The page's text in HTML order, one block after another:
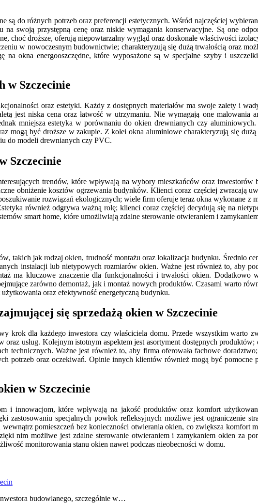
do różnych potrzeb oraz preferencji estetycznych. Wśród najczęściej
swoją przystępną cenę oraz niskie wymagania konserwacyjne. Są one
droższe, oferują niepowtarzalny wygląd oraz doskonałe właściwości
w nowoczesnym budownictwie; charakteryzują się dużą trwałością oraz
okna energooszczędne, które wyposażone są w specjalne szyby i
w Szczecinie
oraz estetyki. Każdy z dostępnych materiałów ma swoje zalety i
jest niska cena oraz łatwość w utrzymaniu. Nie wymagają one malowania
mniejsza estetyka w porównaniu do okien drewnianych czy
mogą być droższe w zakupie. Z kolei okna aluminiowe charakteryzują się
do modeli drewnianych czy PVC.
Szczecinie
trendów, które wpływają na wybory mieszkańców oraz inwestorów
obniżenie kosztów ogrzewania budynków. Klienci coraz częściej zwracają
rozwiązań ekologicznych; wiele firm oferuje teraz okna wykonane z
również odgrywa ważną rolę; klienci coraz częściej decydują się na
smart home, które umożliwiają zdalne sterowanie otwieraniem i
takich jak rodzaj okien, trudność montażu oraz lokalizacja budynku. Średnio
instalacji lub nietypowych rozmiarów okien. Ważne jest również to, aby
ma kluczowe znaczenie dla funkcjonalności i trwałości okien. Dodatkowo
zarówno demontaż, jak i montaż nowych produktów. Czasami warto
oraz efektywność energetyczną budynku.
się sprzedażą okien w Szczecinie
krok dla każdego inwestora czy właściciela domu. Przede wszystkim warto
oraz usług. Kolejnym istotnym aspektem jest asortyment dostępnych
technicznych. Ważne jest również to, aby firma oferowała fachowe
potrzeb oraz oczekiwań. Opinie innych klientów również mogą być pomocne
w Szczecinie
i innowacjom, które wpływają na jakość produktów oraz komfort
zastosowaniu specjalnych powłok refleksyjnych możliwe jest ograniczenie
pomieszczeń bez konieczności otwierania okien, co zwiększa komfort
nim możliwe jest zdalne sterowanie otwieraniem i zamykaniem okien za
monitorowania stanu okien nawet podczas nieobecności w domu.
budowlanego, szczególnie w…